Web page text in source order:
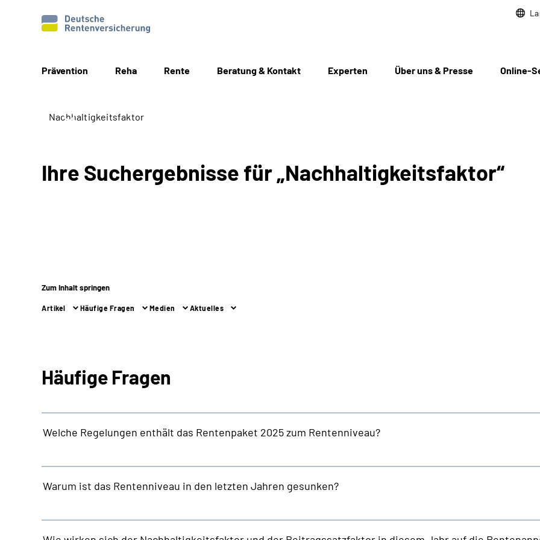
Prävention Reha Rente Beratung & Kontakt Experten Über uns & Presse Online-
Ihre Suchergebnisse für „Nachhaltigkeitsfaktor“
Zum Inhalt springen
Artikel Häufige Fragen Medien Aktuelles
Häufige Fragen
Welche Regelungen enthält das Rentenpaket 2025 zum Rentenniveau?
Warum ist das Rentenniveau in den letzten Jahren gesunken?